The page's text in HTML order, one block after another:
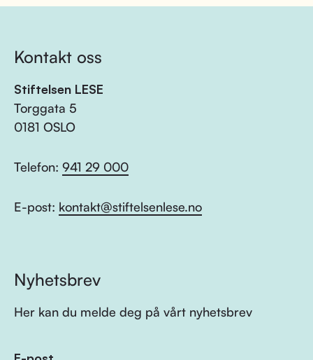
Kontakt oss
Stiftelsen LESE
Torggata 5
0181 OSLO
Telefon: 941 29 000
E-post: kontakt@stiftelsenlese.no
Nyhetsbrev
Her kan du melde deg på vårt nyhetsbrev